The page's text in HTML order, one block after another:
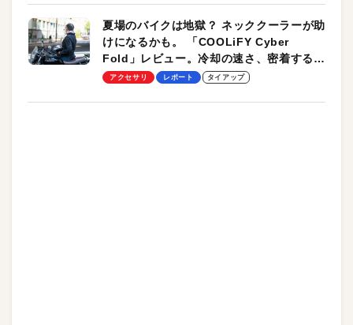
夏場のバイクは地獄？ ネッククーラーが助
けになるかも。 「COOLiFY Cyber
Fold」レビュー。冷却の速さ、密着する冷
却プレート、シンプルな操作性がグッド！
アクセサリ レポート タイアップ